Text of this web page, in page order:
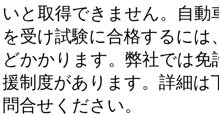
いと取得できません。自動
を受け試験に合格するには
どかかります。弊社では
援制度があります。詳細は
問合せください。